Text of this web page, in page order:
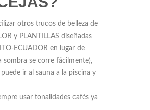
otros trucos de belleza de
y PLANTILLAS diseñadas
ECUADOR en lugar de
sombra se corre fácilmente),
ir al sauna a la piscina y
usar tonalidades cafés ya